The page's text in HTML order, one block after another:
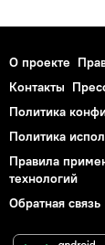
О проекте
Контакты
Политика
Политика
Правила
технологий
Обратная связь